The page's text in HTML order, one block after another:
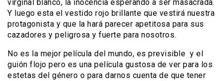
virginal blanco, la inocencia esperando a ser masacrada.
Y luego esta el vestido rojo brillante que vestirá nuestra
protagonista y que la hará parecer apetitosa para sus
cazadores y peligrosa y fuerte para nosotros.
No es la mejor película del mundo, es previsible y el
guión flojo pero es una película gustosa de ver para los
estetas del género o para darnos cuenta de que tener